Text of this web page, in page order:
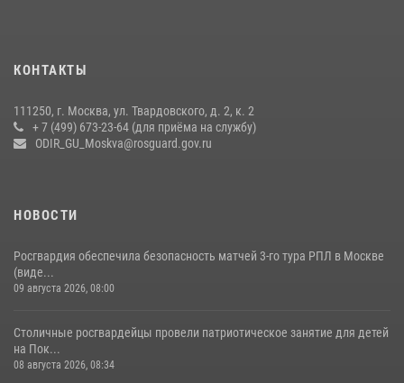
своё 32-летие (видео)
Охрану общественного порядка и безопасность на футбольном
КОНТАКТЫ
111250, г. Москва, ул. Твардовского, д. 2, к. 2
+ 7 (499) 673-23-64 (для приёма на службу)
ODIR_GU_Moskva@rosguard.gov.ru
НОВОСТИ
Росгвардия обеспечила безопасность матчей 3-го тура РПЛ в Москве
(виде...
09 августа 2026, 08:00
Столичные росгвардейцы провели патриотическое занятие для детей
на Пок...
08 августа 2026, 08:34